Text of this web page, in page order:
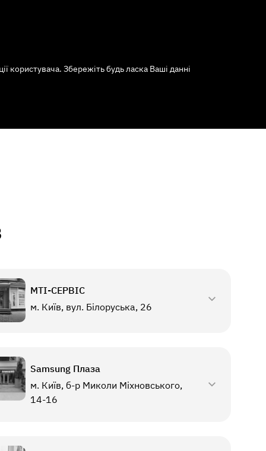
користувача. Збережіть будь ласка Ваші данні
МТI-СЕРВІС
м. Київ, вул. Білоруська, 26
Samsung Плаза
м. Київ, б-р Миколи Міхновського,
14-16